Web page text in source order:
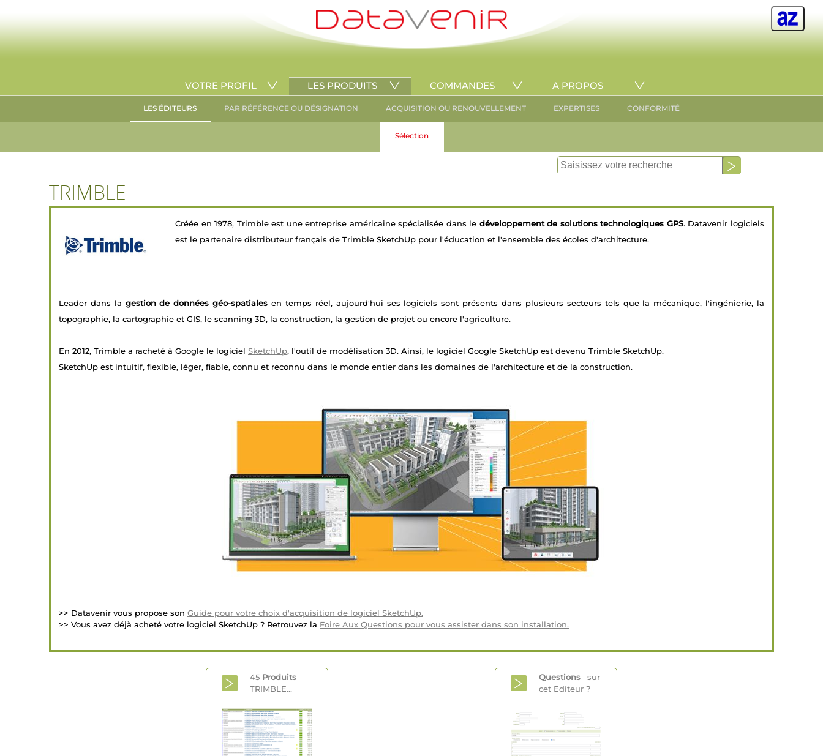
VOTRE PROFIL LES PRODUITS COMMANDES A PROPOS
LES ÉDITEURS PAR RÉFÉRENCE OU DÉSIGNATION ACQUISITION OU RENOUVELLEMENT EXPERTISES CONFORMITÉ
Sélection
TRIMBLE
Créée en 1978, Trimble est une entreprise américaine spécialisée dans le développement de solutions technologiques GPS. Datavenir logiciels
est le partenaire distributeur français de Trimble SketchUp pour l'éducation et l'ensemble des écoles d'architecture.
Leader dans la gestion de données géo-spatiales en temps réel, aujourd'hui ses logiciels sont présents dans plusieurs secteurs tels que la mécanique, l'ingénierie, la
topographie, la cartographie et GIS, le scanning 3D, la construction, la gestion de projet ou encore l'agriculture.
En 2012, Trimble a racheté à Google le logiciel SketchUp, l'outil de modélisation 3D. Ainsi, le logiciel Google SketchUp est devenu Trimble SketchUp.
SketchUp est intuitif, flexible, léger, fiable, connu et reconnu dans le monde entier dans les domaines de l'architecture et de la construction.
>> Datavenir vous propose son Guide pour votre choix d'acquisition de logiciel SketchUp.
>> Vous avez déjà acheté votre logiciel SketchUp ? Retrouvez la Foire Aux Questions pour vous assister dans son installation.
45 Produits
TRIMBLE...
Questions
sur
cet Editeur ?